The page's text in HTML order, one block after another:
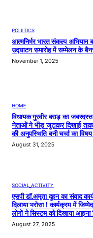
POLIITICS
आत्मनिर्भर भारत संकल्प अभियान
उद्घाटन समारोह में सम्मेलन के
November 1, 2025
HOME
विधायक गुरवीर बराड़ का
नेताओं ने भीड़ जुटाकर दिखाई
की अनुपस्थिति बनी चर्चा का
August 31, 2025
SOCIAL_ACTIVITY
एसपी डॉ.अमृता दुहन का संवाद
दिलाया भरोसा ! कार्यक्रम में
लोगों ने सिस्टम को दिखाया आइना
August 27, 2025